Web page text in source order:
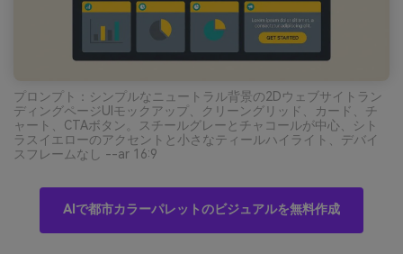
プロンプト：シンプルなニュートラル背景の2Dウェブサイトラン
ディングページUIモックアップ、クリーングリッド、カード、チ
ャート、CTAボタン。スチールグレーとチャコールが中心、シト
ラスイエローのアクセントと小さなティールハイライト、デバイ
スフレームなし --ar 16:9
AIで都市カラーパレットのビジュアルを無料作成